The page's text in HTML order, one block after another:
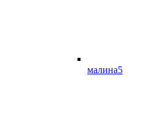
малина5